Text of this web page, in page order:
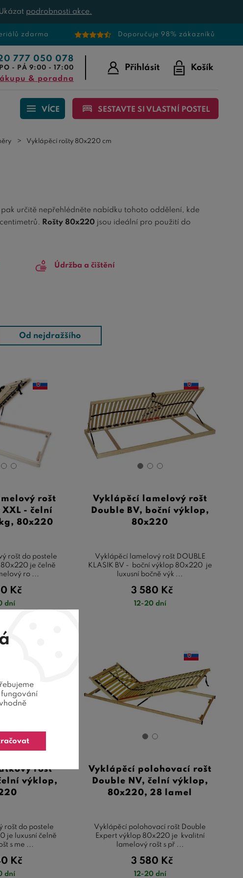
podrobnosti akce.
zdarma Doporučuje 98% zákazníků
777 050 078
PO - PÁ 9:00 - 17:00
& poradna
Přihlásit Košík
VÍCE SESTAVTE SI VLASTNÍ POSTEL
Vyklápěcí rošty 80x220 cm
pak určitě nepřehlédněte nabídku tohoto oddělení, kde
Rošty 80x220 jsou ideální pro použití do
Údržba a čištění
Od nejdražšího
rošt
XXL - čelní
80x220
rošt do postele
80x220 je čelně
ro ...
Kč
dní
Vyklápěcí lamelový rošt
Double BV, boční výklop,
80x220
Vyklápěcí lamelový rošt DOUBLE
KLASIK BV - boční výklop 80x220 je
luxusní bočně výk ...
3 580 Kč
12-20 dní
rošt
výklop,
rošt do postele
je luxusní čelně
s me ...
Kč
dní
Vyklápěcí polohovací rošt
Double NV, čelní výklop,
80x220, 28 lamel
Vyklápěcí polohovací rošt Double
Expert výklop 80x220 je kvalitní
lamelový rošt s př ...
3 580 Kč
12-20 dní
fungování